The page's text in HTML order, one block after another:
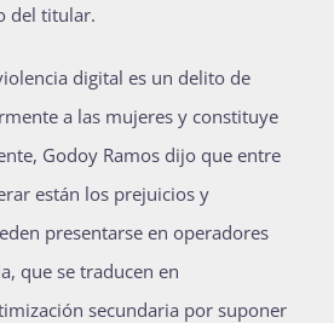
del titular.
digital es un delito de
a las mujeres y constituye
Godoy Ramos dijo que entre
están los prejuicios y
presentarse en operadores
que se traducen en
secundaria por suponer